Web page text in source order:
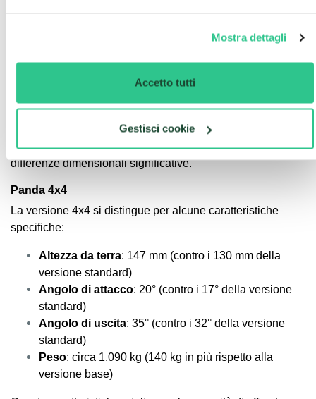
Mostra dettagli
Accetto tutti
Gestisci cookie
aumentare il bagagliaio a 260 litri avanzando
completamente il divano, a scapito dello spazio per le
gambe posteriori.
Versioni Speciali e Differenze Dimensionali
Le diverse versioni della Panda presentano alcune
differenze dimensionali significative.
Panda 4x4
La versione 4x4 si distingue per alcune caratteristiche
specifiche:
Altezza da terra: 147 mm (contro i 130 mm della
versione standard)
Angolo di attacco: 20° (contro i 17° della versione
standard)
Angolo di uscita: 35° (contro i 32° della versione
standard)
Peso: circa 1.090 kg (140 kg in più rispetto alla
versione base)